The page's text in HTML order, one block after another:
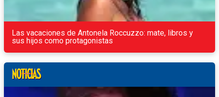
Las vacaciones de Antonela Roccuzzo: mate, libros y
sus hijos como protagonistas